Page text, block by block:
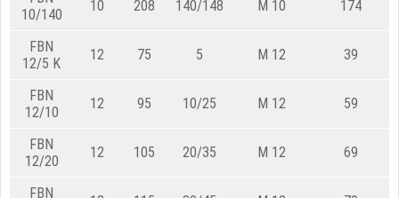
10/140
10 208 140/148 M 10 174
FBN
12/5 K
12 75 5 M 12 39
FBN
12/10
12 95 10/25 M 12 59
FBN
12/20
12 105 20/35 M 12 69
FBN